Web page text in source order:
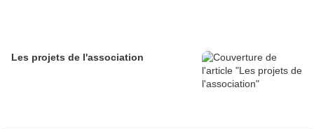
Les projets de l'association